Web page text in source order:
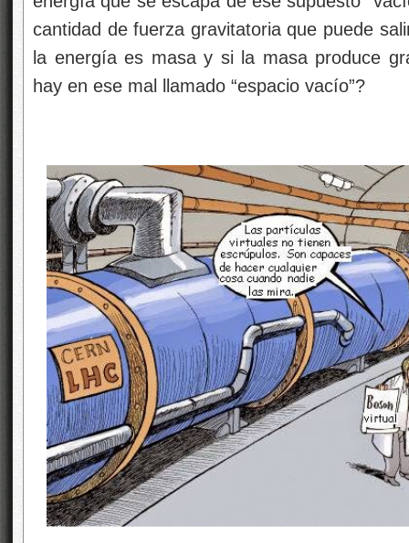
cantidad de fuerza gravitatoria que puede
la energía es masa y si la masa produce
hay en ese mal llamado “espacio vacío”?